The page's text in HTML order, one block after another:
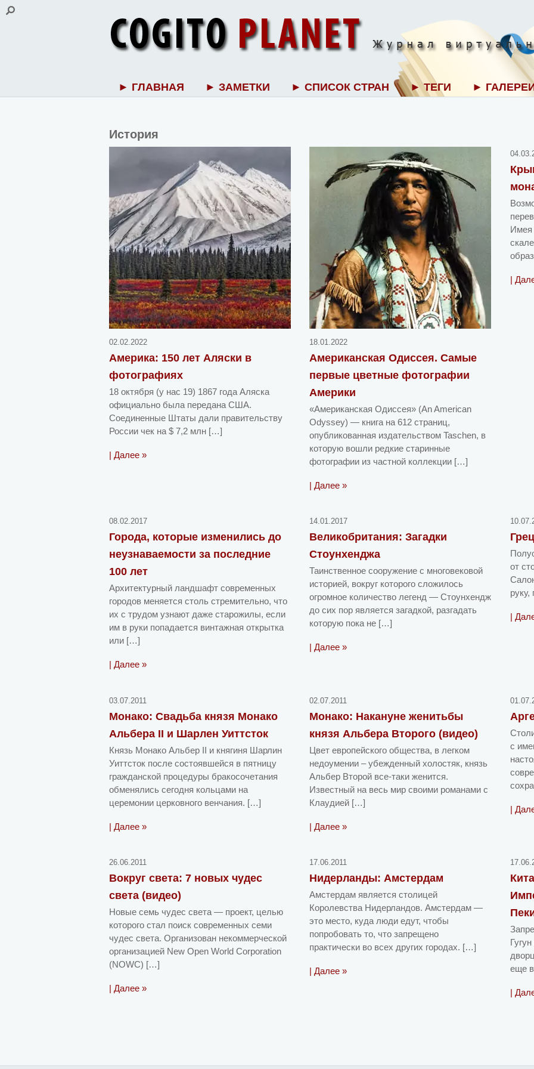
► ГЛАВНАЯ ► ЗАМЕТКИ ► СПИСОК СТРАН ► ТЕГИ ►
История
02.02.2022
Америка: 150 лет Аляски в
фотографиях
18 октября (у нас 19) 1867 года Аляска
официально была передана США.
Соединенные Штаты дали правительству
России чек на $ 7,2 млн […]
| Далее »
18.01.2022
Американская Одиссея. Самые
первые цветные фотографии
Америки
«Американская Одиссея» (An American
Odyssey) — книга на 612 страниц,
опубликованная издательством Taschen, в
которую вошли редкие старинные
фотографии из частной коллекции […]
| Далее »
Имея
|
08.02.2017
Города, которые изменились до
неузнаваемости за последние
100 лет
Архитектурный ландшафт современных
городов меняется столь стремительно, что
их с трудом узнают даже старожилы, если
им в руки попадается винтажная открытка
или […]
| Далее »
14.01.2017
Великобритания: Загадки
Стоунхенджа
Таинственное сооружение с многовековой
историей, вокруг которого сложилось
огромное количество легенд — Стоунхендж
до сих пор является загадкой, разгадать
которую пока не […]
| Далее »
от
|
03.07.2011
Монако: Свадьба князя Монако
Альбера II и Шарлен Уиттсток
Князь Монако Альбер II и княгиня Шарлин
Уиттсток после состоявшейся в пятницу
гражданской процедуры бракосочетания
обменялись сегодня кольцами на
церемонии церковного венчания. […]
| Далее »
02.07.2011
Монако: Накануне женитьбы
князя Альбера Второго (видео)
Цвет европейского общества, в легком
недоумении – убежденный холостяк, князь
Альбер Второй все-таки женится.
Известный на весь мир своими романами с
Клаудией […]
| Далее »
с
|
26.06.2011
Вокруг света: 7 новых чудес
света (видео)
Новые семь чудес света — проект, целью
которого стал поиск современных семи
чудес света. Организован некоммерческой
организацией New Open World Corporation
(NOWC) […]
| Далее »
17.06.2011
Нидерланды: Амстердам
Амстердам является столицей
Королевства Нидерландов. Амстердам —
это место, куда люди едут, чтобы
попробовать то, что запрещено
практически во всех других городах. […]
| Далее »
еще
|